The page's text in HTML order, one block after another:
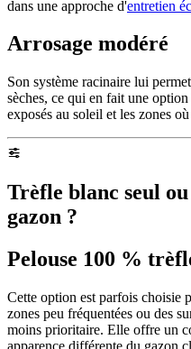
dans une approche d'entretien
Arrosage modéré
Son système racinaire lui
sèches, ce qui en fait une
exposés au soleil et les zones
Trèfle blanc seul
gazon ?
Pelouse 100 %
Cette option est parfois choisie
zones peu fréquentées ou des
moins prioritaire. Elle offre un
apparence différente du gazon